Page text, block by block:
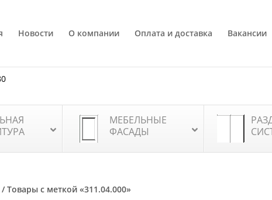
Новости О компании Оплата и доставка Вакансии
МЕБЕЛЬНЫЕ
ФАСАДЫ
/ Товары с меткой «311.04.000»